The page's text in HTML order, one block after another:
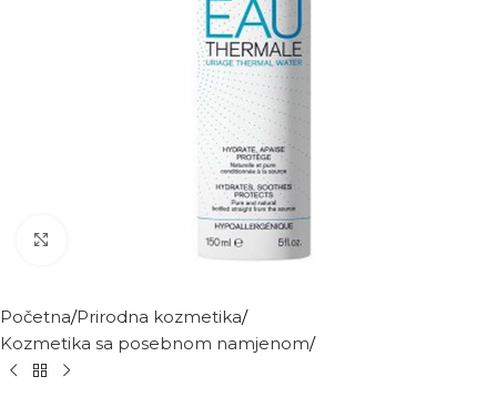
Kliknite za povećanje
Početna Prirodna kozmetika
Kozmetika sa posebnom namjenom